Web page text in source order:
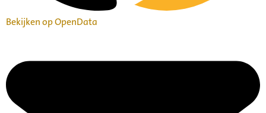
Bekijken op OpenData